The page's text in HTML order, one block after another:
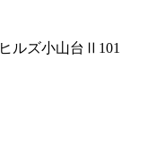
ヒルズ小山台Ⅱ101